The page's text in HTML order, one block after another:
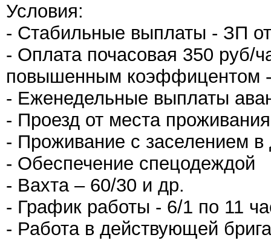
Условия:
- Стабильные выплаты - ЗП
- Оплата почасовая 350 руб/
повышенным коэффицентом
- Еженедельные выплаты
- Проезд от места
- Проживание с заселением
- Обеспечение спецодеждой
- Вахта – 60/30 и др.
- График работы - 6/1 по 11
- Работа в действующей